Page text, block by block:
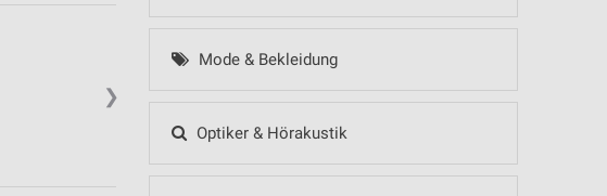
Mode & Bekleidung
Optiker & Hörakustik
❯